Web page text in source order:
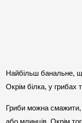
Найбільш банальне,
Окрім білка, у грибах
Гриби можна смажити,